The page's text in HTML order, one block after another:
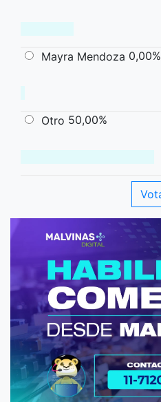
Mayra Mendoza 0,00%
Otro 50,00%